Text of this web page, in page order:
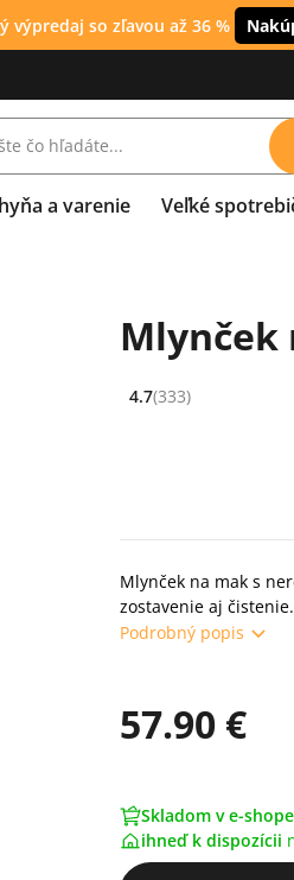
výpredaj so zľavou až 36 %
a varenie Veľké
Mlynček
Hodnocení: 4.7 z 5
4.7(333)
Mlynček na mak s
zostavenie aj čistenie.
Podrobný popis
57.90 €
Skladom v e-shope
ihneď k dispozícii